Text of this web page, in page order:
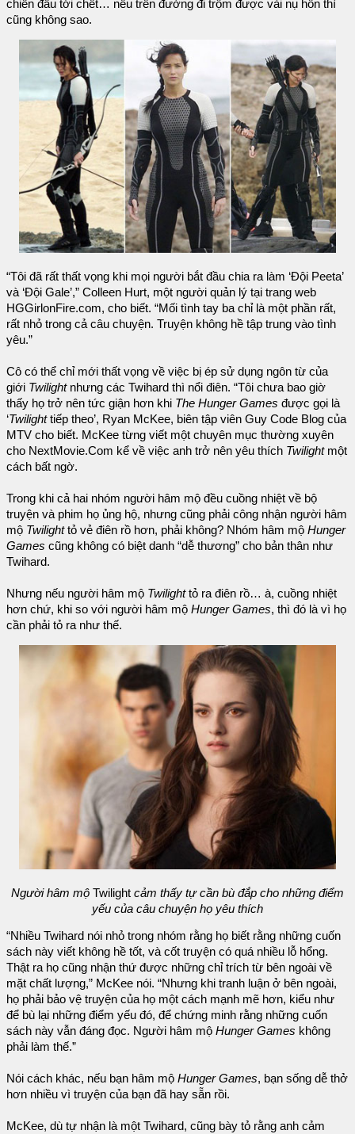
chiến đấu tới chết… nếu trên đường đi trộm được vài nụ hôn thì
cũng không sao.
“Tôi đã rất thất vọng khi mọi người bắt đầu chia ra làm ‘Đội Peeta’
và ‘Đội Gale’,” Colleen Hurt, một người quản lý tại trang web
HGGirlonFire.com, cho biết. “Mối tình tay ba chỉ là một phần rất,
rất nhỏ trong cả câu chuyện. Truyện không hề tập trung vào tình
yêu.”
Cô có thể chỉ mới thất vọng về việc bị ép sử dụng ngôn từ của
giới Twilightnhưng các Twihard thì nổi điên. “Tôi chưa bao giờ
thấy họ trở nên tức giận hơn khi The Hunger Games được gọi là
‘Twilighttiếp theo’, Ryan McKee, biên tập viên Guy Code Blog của
MTV cho biết. McKee từng viết một chuyên mục thường xuyên
cho NextMovie.Com kể về việc anh trở nên yêu thích Twilightmột
cách bất ngờ.
Trong khi cả hai nhóm người hâm mộ đều cuồng nhiệt về bộ
truyện và phim họ ủng hộ, nhưng cũng phải công nhận người hâm
mộ Twilighttỏ vẻ điên rồ hơn, phải không? Nhóm hâm mộ Hunger
Games cũng không có biệt danh “dễ thương” cho bản thân như
Twihard.
Nhưng nếu người hâm mộ Twilighttỏ ra điên rồ… à, cuồng nhiệt
hơn chứ, khi so với người hâm mộ Hunger Games, thì đó là vì họ
cần phải tỏ ra như thế.
Người hâm mộ Twilight cảm thấy tự cần bù đắp cho những điểm
yếu của câu chuyện họ yêu thích
“Nhiều Twihard nói nhỏ trong nhóm rằng họ biết rằng những cuốn
sách này viết không hề tốt, và cốt truyện có quá nhiều lỗ hổng.
Thật ra họ cũng nhận thứ được những chỉ trích từ bên ngoài về
mặt chất lượng,” McKee nói. “Nhưng khi tranh luận ở bên ngoài,
họ phải bảo vệ truyện của họ một cách mạnh mẽ hơn, kiểu như
để bù lại những điểm yếu đó, để chứng minh rằng những cuốn
sách này vẫn đáng đọc. Người hâm mộ Hunger Games không
phải làm thế.”
Nói cách khác, nếu bạn hâm mộ Hunger Games, bạn sống dễ thở
hơn nhiều vì truyện của bạn đã hay sẵn rồi.
McKee, dù tự nhận là một Twihard, cũng bày tỏ rằng anh cảm